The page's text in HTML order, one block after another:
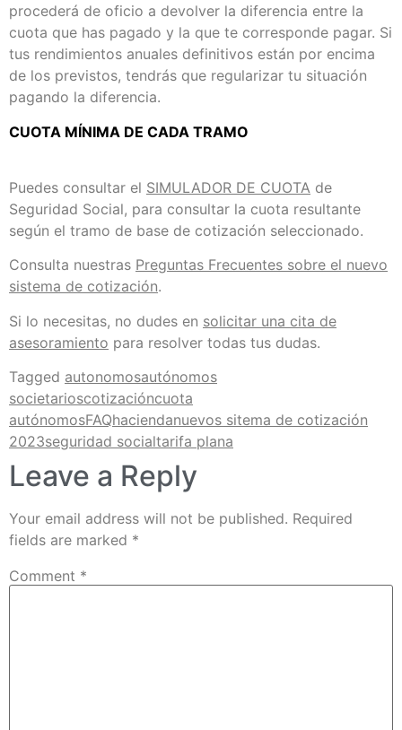
procederá de oficio a devolver la diferencia entre la
cuota que has pagado y la que te corresponde pagar. Si
tus rendimientos anuales definitivos están por encima
de los previstos, tendrás que regularizar tu situación
pagando la diferencia.
CUOTA MÍNIMA DE CADA TRAMO
Puedes consultar el SIMULADOR DE CUOTA de
Seguridad Social, para consultar la cuota resultante
según el tramo de base de cotización seleccionado.
Consulta nuestras Preguntas Frecuentes sobre el nuevo
sistema de cotización.
Si lo necesitas, no dudes en solicitar una cita de
asesoramiento para resolver todas tus dudas.
Tagged autonomosautónomos
societarioscotizacióncuota
autónomosFAQhaciendanuevos sitema de cotización
2023seguridad socialtarifa plana
Leave a Reply
Your email address will not be published. Required
fields are marked *
Comment *